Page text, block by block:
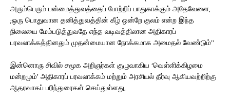
அரும்பெரும் பன்மைத்துவத்தைப் போற்றிப் பாதுகாக்கும் அதேவேளை,
;ஒரு பொதுவான தனித்துவத்தின் கீழ் ஒன்றே குலம் என்ற இந்த
நிலையை மேம்படுத்துவதே எந்த வடிவத்திலான அதிகாரப்
பரவலாக்கத்தினதும் முதன்மையான நோக்கமாக அமைதல் வேண்டும்”
இன்னொரு சிவில் சமூக அறிஞர்கள் குழுவாகிய ‘வெள்ளிக்கிழமை
மன்றமும்’ அதிகாரப் பரவலாக்கம் மற்றும் அரசியல் தீர்வு ஆகியவற்றிற்கு
ஆதரவாகப் பரிந்துரைகள் செய்துள்ளது,